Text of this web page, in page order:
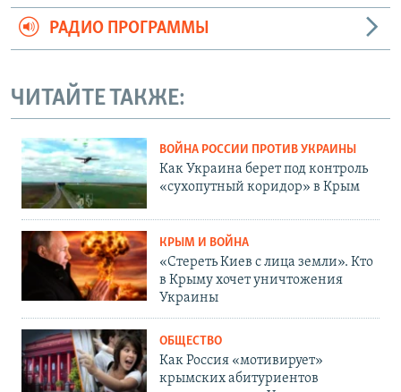
РАДИО ПРОГРАММЫ
ЧИТАЙТЕ ТАКЖЕ:
ВОЙНА РОССИИ ПРОТИВ УКРАИНЫ
Как Украина берет под контроль
«сухопутный коридор» в Крым
КРЫМ И ВОЙНА
«Стереть Киев с лица земли». Кто
в Крыму хочет уничтожения
Украины
ОБЩЕСТВО
Как Россия «мотивирует»
крымских абитуриентов